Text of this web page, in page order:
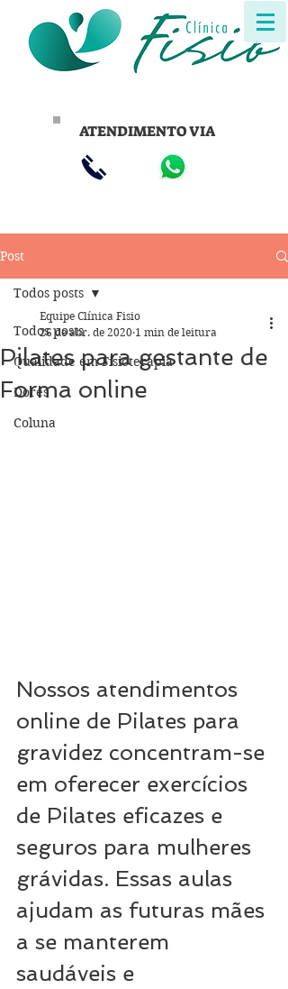
ATENDIMENTO VIA
Post
Todos posts
Qualidade em Fisioterapia
Dores
Coluna
Todos posts
Pilates para gestante de
Forma online
Equipe Clínica Fisio
26 de abr. de 2020 1 min de leitura
Nossos atendimentos
online de Pilates para
gravidez concentram-se
em oferecer exercícios
de Pilates eficazes e
seguros para mulheres
grávidas. Essas aulas
ajudam as futuras mães
a se manterem
saudáveis ​​e